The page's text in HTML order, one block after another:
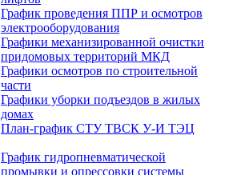
График проведения ППР и осмотров
электрооборудования
Графики механизированной очистки
придомовых территорий МКД
Графики осмотров по строительной
части
Графики уборки подъездов в жилых
домах
План-график СТУ ТВСК У-И ТЭЦ
График гидропневматической
промывки и опрессовки системы